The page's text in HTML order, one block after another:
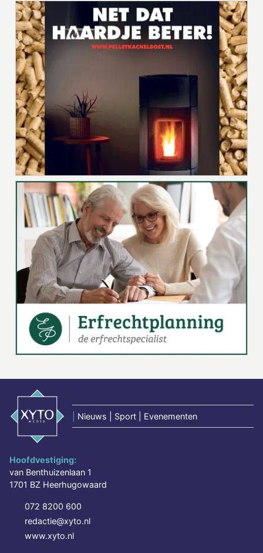
Nieuws | Sport | Evenementen
Hoofdvestiging:
van Benthuizenlaan 1
1701 BZ Heerhugowaard
072 8200 600
redactie@xyto.nl
www.xyto.nl